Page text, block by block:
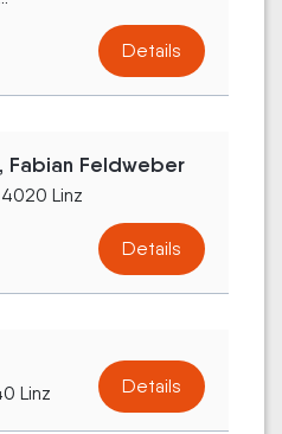
Details
Fabian Feldweber
Linz
Details
Linz Details